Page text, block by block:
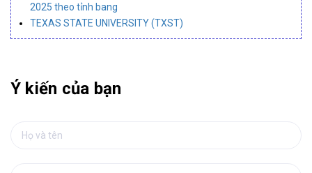
2025 theo tỉnh bang
TEXAS STATE UNIVERSITY (TXST)
Ý kiến của bạn